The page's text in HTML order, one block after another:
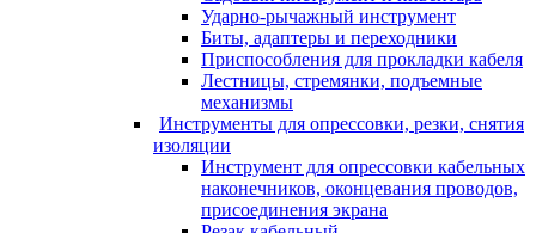
Ударно-рычажный инструмент
Биты, адаптеры и переходники
Приспособления для прокладки кабеля
Лестницы, стремянки, подъемные
механизмы
Инструменты для опрессовки, резки, снятия
изоляции
Инструмент для опрессовки кабельных
наконечников, оконцевания проводов,
присоединения экрана